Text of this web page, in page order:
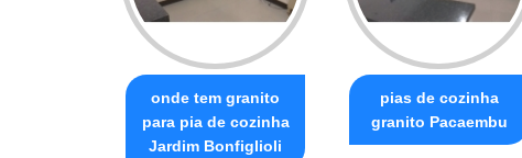
onde tem granito
para pia de cozinha
Jardim Bonfiglioli
pias de cozinha
granito Pacaembu